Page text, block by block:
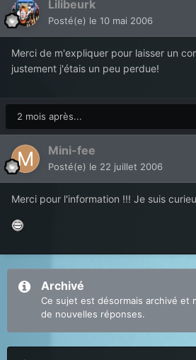
Lilibeurk
Posté(e) le 10 mai 2006
Merci de m'expliquer pour laisser un
justement j'étais un peu perdue!
2 mois après...
Mini-fee
Posté(e) le 22 juillet 2006
Merci pour l'information !!! Je suis
Archivé
Ce sujet est désormais archivé et
de nouvelles réponses.